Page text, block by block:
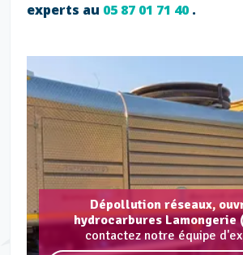
experts au 05 87 01 71 40.
Dépollution réseaux,
hydrocarbures Lamongerie
contactez notre équipe